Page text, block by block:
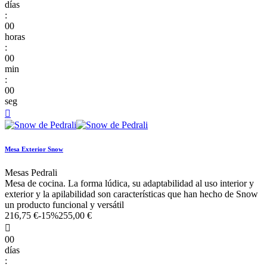
días
:
00
horas
:
00
min
:
00
seg

Mesa Exterior Snow
Mesas Pedrali
Mesa de cocina. La forma lúdica, su adaptabilidad al uso interior y
exterior y la apilabilidad son características que han hecho de Snow
un producto funcional y versátil
216,75 €-15%255,00 €

00
días
: